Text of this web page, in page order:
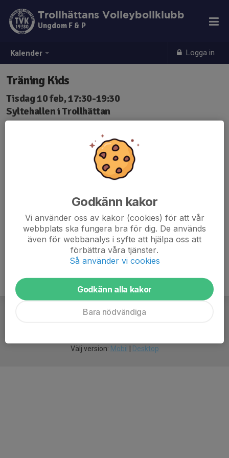
Kalender Logga in
Trollhättans Volleybollklubb
Ungdom F & P
Träning Kids
Tisdag 10 feb, 17:30-19:30
Syltehallen i Trollhättan
Välj version: Mobil Desktop
Godkänn kakor
Vi använder oss av kakor (cookies) för att vår
webbplats ska fungera bra för dig. De används
även för webbanalys i syfte att hjälpa oss att
förbättra våra tjänster.
Så använder vi cookies
Godkänn alla kakor
Bara nödvändiga